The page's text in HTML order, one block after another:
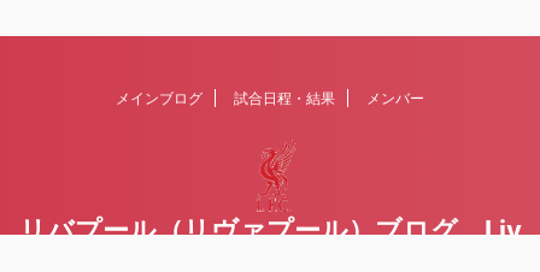
メインブログ 試合日程・結果 メンバー
リバプール（リヴァプール）ブログ Liv